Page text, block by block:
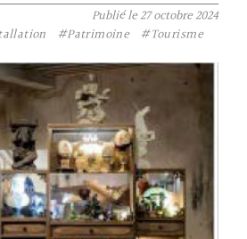
Publié le27 octobre 2024
#Patrimoine
#Tourisme